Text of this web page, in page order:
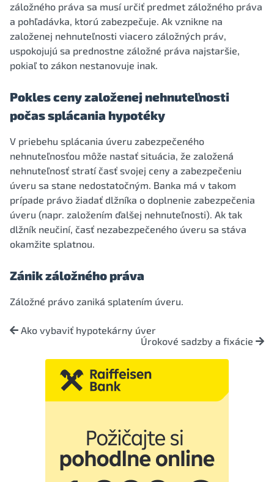
záložného práva sa musí určiť predmet záložného práva
a pohľadávka, ktorú zabezpečuje. Ak vznikne na
založenej nehnuteľnosti viacero záložných práv,
uspokojujú sa prednostne záložné práva najstaršie,
pokiaľ to zákon nestanovuje inak.
Pokles ceny založenej nehnuteľnosti
počas splácania hypotéky
V priebehu splácania úveru zabezpečeného
nehnuteľnosťou môže nastať situácia, že založená
nehnuteľnosť stratí časť svojej ceny a zabezpečeniu
úveru sa stane nedostatočným. Banka má v takom
prípade právo žiadať dlžníka o doplnenie zabezpečenia
úveru (napr. založením ďalšej nehnuteľnosti). Ak tak
dlžník neučiní, časť nezabezpečeného úveru sa stáva
okamžite splatnou.
Zánik záložného práva
Záložné právo zaniká splatením úveru.
Ako vybaviť hypotekárny úver
Úrokové sadzby a fixácie